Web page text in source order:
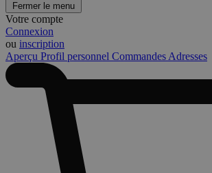
Fermer le menu
Votre compte
Connexion
ou inscription
Aperçu Profil personnel Commandes Adresses